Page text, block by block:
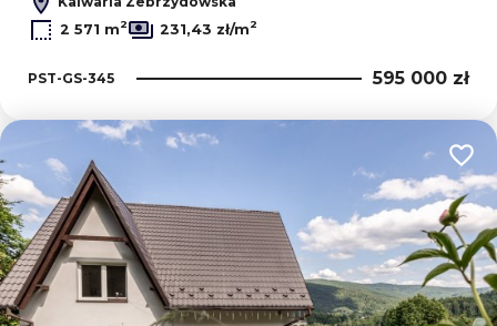
2 571 m2 231,43 zł/m2
PST-GS-345 595 000 zł